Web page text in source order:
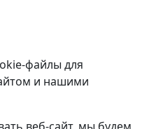
файлы для
и нашими